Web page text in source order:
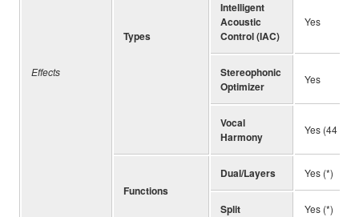
Effects
Types
Intelligent
Acoustic
Control (IAC)
Yes
Stereophonic
Optimizer
Yes
Vocal
Harmony
Yes (44
Functions
Dual/Layers Yes (*)
Split Yes (*)